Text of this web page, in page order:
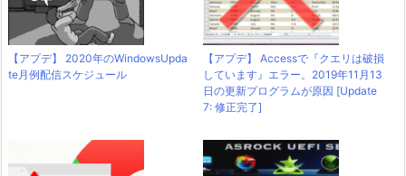
【アプデ】 2020年のWindowsUpda
te月例配信スケジュール
【アプデ】 Accessで『クエリは破損
しています』エラー。2019年11月13
日の更新プログラムが原因 [Update
7: 修正完了]